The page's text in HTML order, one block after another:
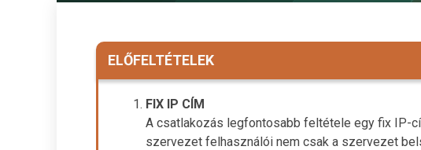
ELŐFELTÉTELEK
FIX IP CÍM
A csatlakozás legfontosabb feltétele egy fix IP-
szervezet felhasználói nem csak a szervezet